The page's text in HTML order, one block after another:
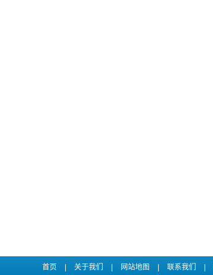
首页 关于我们 网站地图 联系我们